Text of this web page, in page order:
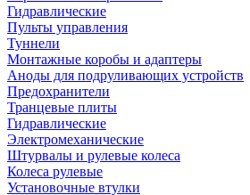
Гидравлические
Пульты управления
Туннели
Монтажные коробы и адаптеры
Аноды для подруливающих устройств
Предохранители
Транцевые плиты
Гидравлические
Электромеханические
Штурвалы и рулевые колеса
Колеса рулевые
Установочные втулки